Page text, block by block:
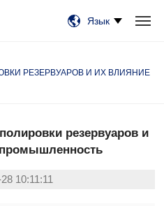
Язык
РЕЗЕРВУАРОВ И ИХ ВЛИЯНИЕ
резервуаров и
10:11:11